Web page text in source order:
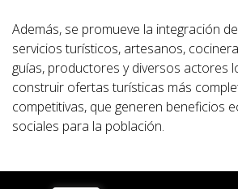
Además, se promueve la integración
servicios turísticos, artesanos,
guías, productores y diversos actores
construir ofertas turísticas más
competitivas, que generen beneficios
sociales para la población.